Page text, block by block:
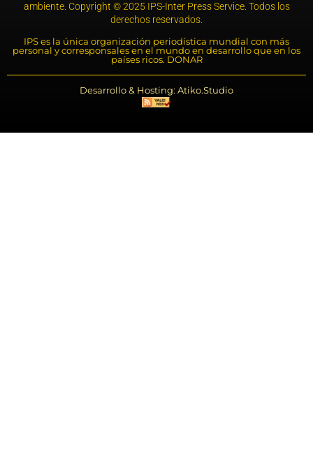
ambiente. Copyright © 2025 IPS-Inter Press Service. Todos los
derechos reservados.
IPS es la única organización periodística mundial con más
personal y corresponsales en el mundo en desarrollo que en los
países ricos. DONAR
Desarrollo & Hosting: Atiko.Studio